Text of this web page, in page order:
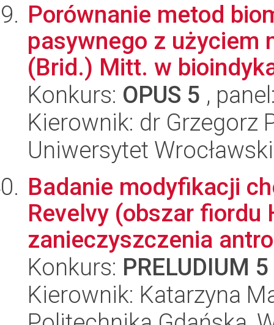
Porównanie metod
pasywnego z użyciem
(Brid.) Mitt. w
Konkurs: OPUS 5 ,
Kierownik: dr Grzegorz
Uniwersytet
Badanie modyfikacji
Revelvy (obszar fiordu
zanieczyszczenia
Konkurs: PRELUDIUM 5
Kierownik: Katarzyna